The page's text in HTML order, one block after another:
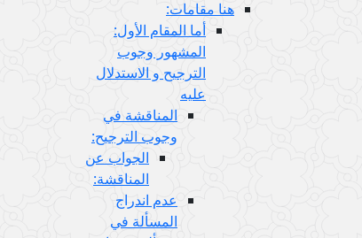
هنا مقامات:
أما المقام الأول:
المشهور وجوب
الترجيح و الاستدلال
عليه
المناقشة في
وجوب الترجيح:
الجواب عن
المناقشة:
عدم اندراج
المسألة في